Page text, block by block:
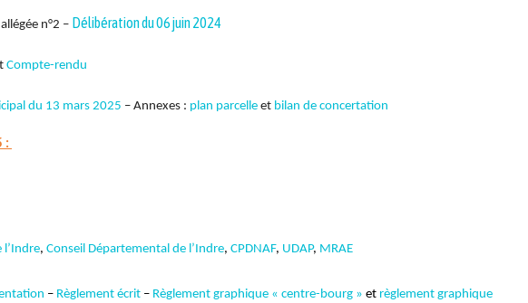
n°2 – Délibération du 06 juin 2024
Compte-rendu
du 13 mars 2025 – Annexes : plan parcelle et bilan de concertation
:
l’Indre, Conseil Départemental de l’Indre, CPDNAF, UDAP, MRAE
– Règlement écrit – Règlement graphique « centre-bourg » et règlement graphique